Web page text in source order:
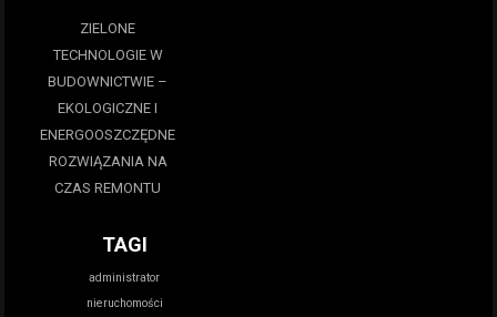
ZIELONE
TECHNOLOGIE W
BUDOWNICTWIE –
EKOLOGICZNE I
ENERGOOSZCZĘDNE
ROZWIĄZANIA NA
CZAS REMONTU
TAGI
administrator
nieruchomości